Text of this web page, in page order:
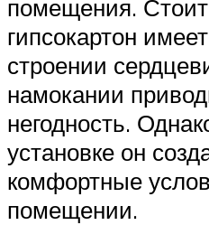
помещения.
гипсокартон
строении
намокании
негодность.
установке он
комфортные
помещении.